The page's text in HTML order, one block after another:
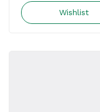
Wishlist